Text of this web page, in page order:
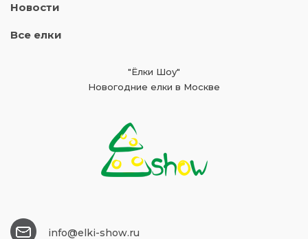
Новости
Все елки
"Ёлки Шоу"
Новогодние елки в Москве
info@elki-show.ru